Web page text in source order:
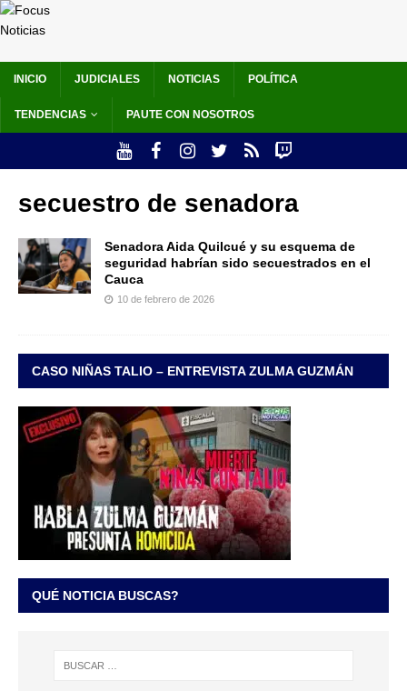
INICIO JUDICIALES NOTICIAS POLÍTICA
TENDENCIAS PAUTE CON NOSOTROS
secuestro de senadora
Senadora Aida Quilcué y su esquema de
seguridad habrían sido secuestrados en el
Cauca
10 de febrero de 2026
CASO NIÑAS TALIO – ENTREVISTA ZULMA GUZMÁN
QUÉ NOTICIA BUSCAS?